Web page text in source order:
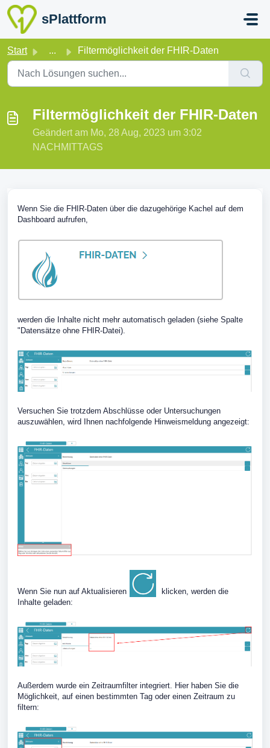
Zum hauptsächlichen Inhalt gehen
sPlattform
Start ... Filtermöglichkeit der FHIR-Daten
Filtermöglichkeit der FHIR-Daten
Geändert am Mo, 28 Aug, 2023 um 3:02
NACHMITTAGS
Wenn Sie die FHIR-Daten über die dazugehörige Kachel auf dem
Dashboard aufrufen,
werden die Inhalte nicht mehr automatisch geladen (siehe Spalte
"Datensätze ohne FHIR-Datei).
Versuchen Sie trotzdem Abschlüsse oder Untersuchungen
auszuwählen, wird Ihnen nachfolgende Hinweismeldung angezeigt:
Wenn Sie nun auf Aktualisieren
klicken, werden die
Inhalte geladen:
Außerdem wurde ein Zeitraumfilter integriert. Hier haben Sie die
Möglichkeit, auf einen bestimmten Tag oder einen Zeitraum zu
filtern: